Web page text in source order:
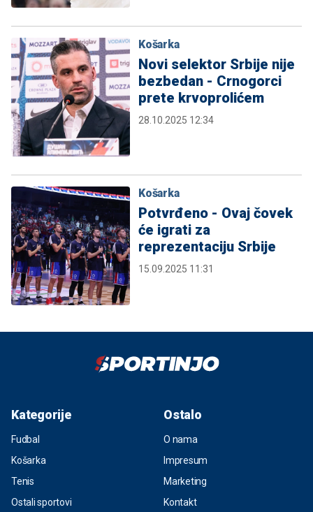
Košarka
Novi selektor Srbije nije
bezbedan - Crnogorci
prete krvoprolićem
28.10.2025 12:34
Košarka
Potvrđeno - Ovaj čovek
će igrati za
reprezentaciju Srbije
15.09.2025 11:31
Kategorije
Fudbal
Košarka
Tenis
Ostali sportovi
Ostalo
O nama
Impresum
Marketing
Kontakt